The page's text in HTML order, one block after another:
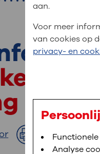
bent u
,
In MijnOLVG
het u uitkomt.
u
Afdrukken
aan.
Voor meer
van cookies op
privacy- en
Analyse